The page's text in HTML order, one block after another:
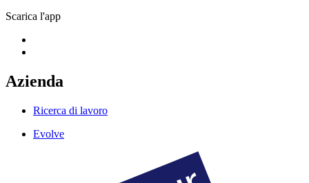
Scarica l'app
Azienda
Ricerca di lavoro
Evolve